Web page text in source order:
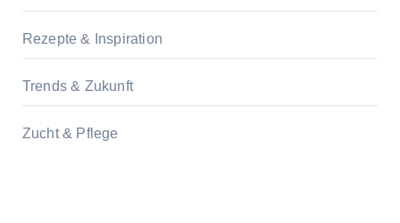
Rezepte & Inspiration
Trends & Zukunft
Zucht & Pflege